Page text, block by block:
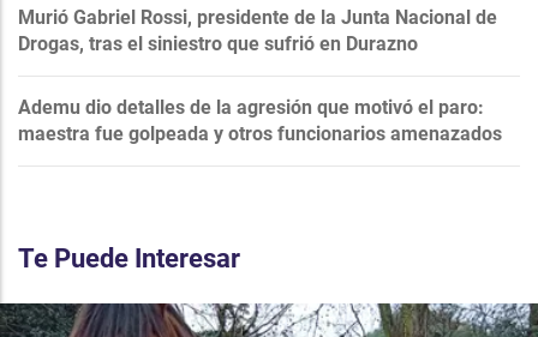
Murió Gabriel Rossi, presidente de la Junta Nacional de
Drogas, tras el siniestro que sufrió en Durazno
Ademu dio detalles de la agresión que motivó el paro:
maestra fue golpeada y otros funcionarios amenazados
Te Puede Interesar